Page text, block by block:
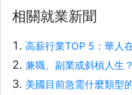
相關就業新聞
高薪行業TOP 5：華人
兼職、副業或斜槓人生
美國目前急需什麼類型